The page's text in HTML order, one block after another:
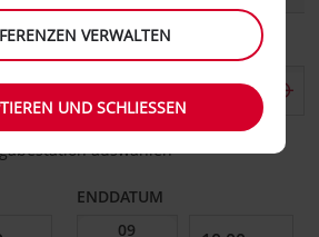
auswählen
ENDDATUM
VERWALTEN
UND SCHLIESSEN